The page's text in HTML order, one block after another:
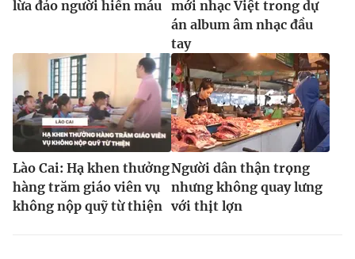
® Cấm sao chép dưới mọi hình thức nếu không có sự chấp
thuận bằng văn bản. Ghi rõ nguồn VTV.vn khi phát hành lại
thông tin từ website này.
lừa đảo người hiến máu
mới nhạc Việt trong dự
án album âm nhạc đầu
tay
Lào Cai: Hạ khen thưởng
hàng trăm giáo viên vụ
không nộp quỹ từ thiện
Người dân thận trọng
nhưng không quay lưng
với thịt lợn